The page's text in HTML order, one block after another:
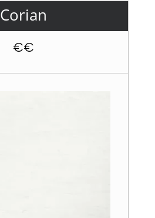
Corian
€€